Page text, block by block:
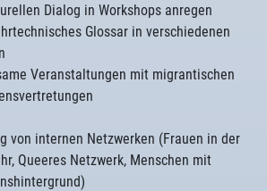
Dialog in Workshops anregen
Glossar in verschiedenen
Veranstaltungen mit migrantischen
von internen Netzwerken (Frauen in der
Queeres Netzwerk, Menschen mit